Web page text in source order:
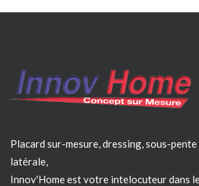
Placard sur-mesure, dressing, sous-
latérale,
Innov'Home est votre intelocuteur dans